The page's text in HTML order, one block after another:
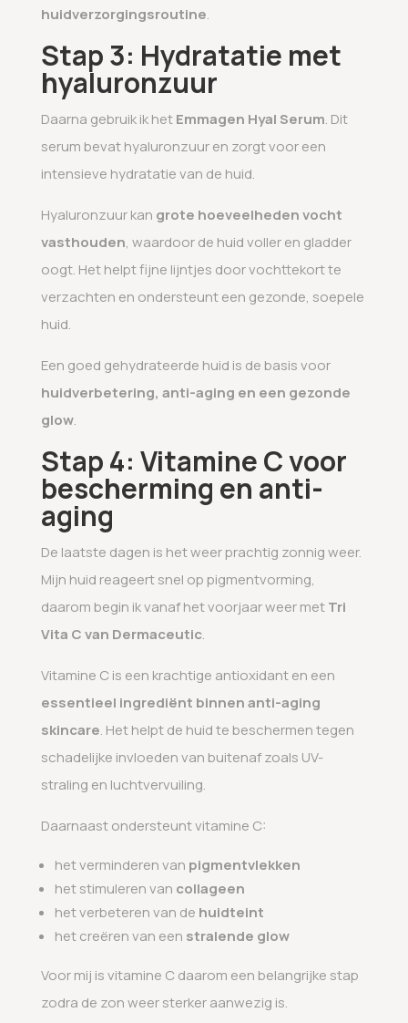
huidverzorgingsroutine.
Stap 3: Hydratatie met
hyaluronzuur
Daarna gebruik ik hetEmmagen Hyal Serum. Dit
serum bevat hyaluronzuur en zorgt voor een
intensieve hydratatie van de huid.
Hyaluronzuur kan grote hoeveelheden vocht
vasthouden, waardoor de huid voller en gladder
oogt. Het helpt fijne lijntjes door vochttekort te
verzachten en ondersteunt een gezonde, soepele
huid.
Een goed gehydrateerde huid is de basis voor
huidverbetering, anti-aging en een gezonde
glow.
Stap 4: Vitamine C voor
bescherming en anti-
aging
De laatste dagen is het weer prachtig zonnig weer.
Mijn huid reageert snel op pigmentvorming,
daarom begin ik vanaf het voorjaar weer metTri
Vita C van Dermaceutic.
Vitamine C is een krachtige antioxidant en een
essentieel ingrediënt binnen anti-aging
skincare. Het helpt de huid te beschermen tegen
schadelijke invloeden van buitenaf zoals UV-
straling en luchtvervuiling.
Daarnaast ondersteunt vitamine C:
het verminderen van pigmentvlekken
het stimuleren van collageen
het verbeteren van de huidteint
het creëren van een stralende glow
Voor mij is vitamine C daarom een belangrijke stap
zodra de zon weer sterker aanwezig is.